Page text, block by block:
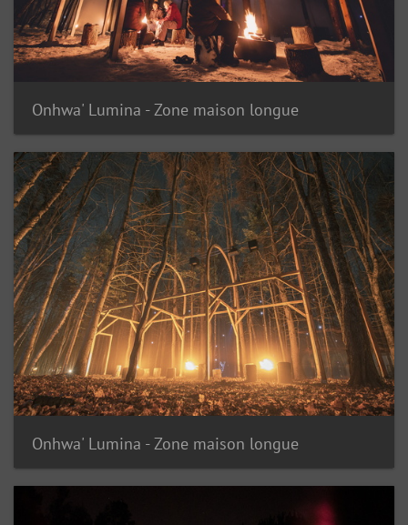
Onhwa' Lumina - Zone maison longue
Onhwa' Lumina - Zone maison longue